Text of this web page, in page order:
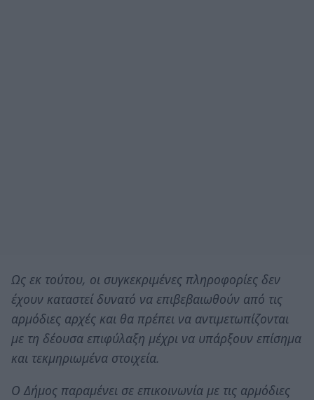
Ως εκ τούτου, οι συγκεκριμένες πληροφορίες δεν
έχουν καταστεί δυνατό να επιβεβαιωθούν από τις
αρμόδιες αρχές και θα πρέπει να αντιμετωπίζονται
με τη δέουσα επιφύλαξη μέχρι να υπάρξουν επίσημα
και τεκμηριωμένα στοιχεία.
Ο Δήμος παραμένει σε επικοινωνία με τις αρμόδιες